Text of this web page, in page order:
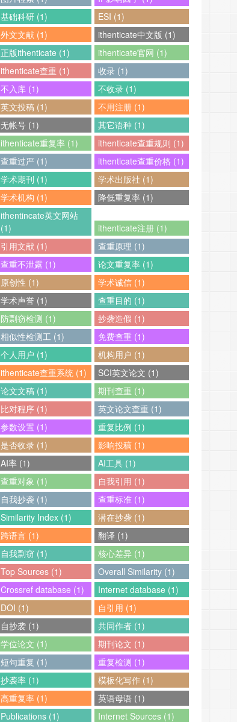
基础科研 (1)
ESI (1)
外文文献 (1)
ithenticate中文版 (1)
正版ithenticate (1)
ithenticate官网 (1)
ithenticate查重 (1)
收录 (1)
不入库 (1)
不收录 (1)
英文投稿 (1)
不用注册 (1)
无帐号 (1)
其它语种 (1)
ithenticate重复率 (1)
ithenticate查重规则 (1)
查重过严 (1)
ithenticate查重价格 (1)
学术期刊 (1)
学术出版社 (1)
学术机构 (1)
降低重复率 (1)
ithentincate英文网站
(1)
ithenticate注册 (1)
引用文献 (1)
查重原理 (1)
查重不泄露 (1)
论文重复率 (1)
原创性 (1)
学术诚信 (1)
学术声誉 (1)
查重目的 (1)
防剽窃检测 (1)
抄袭造假 (1)
相似性检测工 (1)
免费查重 (1)
个人用户 (1)
机构用户 (1)
ithenticate查重系统 (1)
SCI英文论文 (1)
论文文稿 (1)
期刊查重 (1)
比对程序 (1)
英文论文查重 (1)
参数设置 (1)
重复比例 (1)
是否收录 (1)
影响投稿 (1)
AI率 (1)
AI工具 (1)
查重对象 (1)
自我引用 (1)
自我抄袭 (1)
查重标准 (1)
Similarity Index (1)
潜在抄袭 (1)
跨语言 (1)
翻译 (1)
自我剽窃 (1)
核心差异 (1)
Top Sources (1)
Overall Similarity (1)
Crossref database (1)
Internet database (1)
DOI (1)
自引用 (1)
自抄袭 (1)
共同作者 (1)
学位论文 (1)
期刊论文 (1)
短句重复 (1)
重复检测 (1)
抄袭率 (1)
模板化写作 (1)
高重复率 (1)
英语母语 (1)
Publications (1)
Internet Sources (1)